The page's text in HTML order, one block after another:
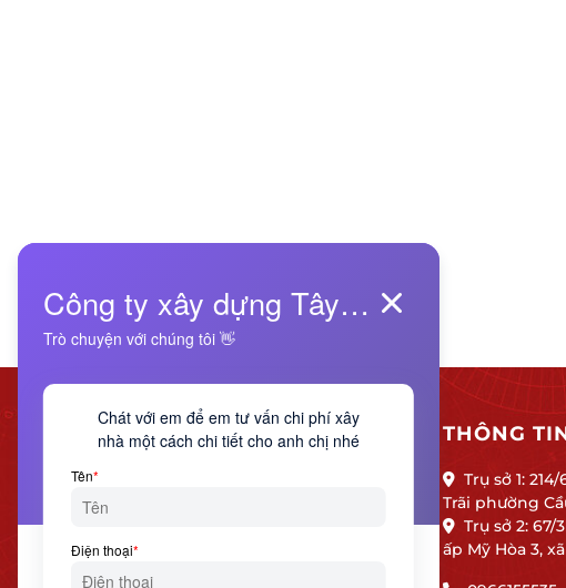
THÔNG
Trụ sở 1:
Trãi phường
Trụ sở 2:
ấp Mỹ Hòa 3,